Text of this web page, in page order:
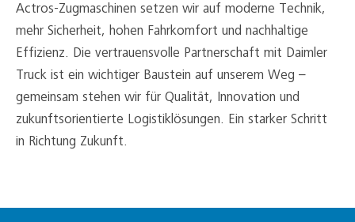
Actros-Zugmaschinen setzen wir auf moderne Technik,
mehr Sicherheit, hohen Fahrkomfort und nachhaltige
Effizienz. Die vertrauensvolle Partnerschaft mit Daimler
Truck ist ein wichtiger Baustein auf unserem Weg –
gemeinsam stehen wir für Qualität, Innovation und
zukunftsorientierte Logistiklösungen. Ein starker Schritt
in Richtung Zukunft.